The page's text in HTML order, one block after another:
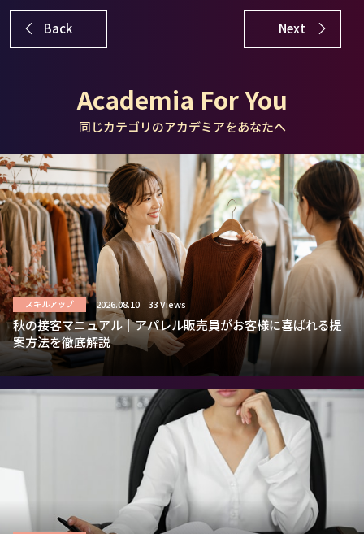
Back Next
Academia For You
同じカテゴリのアカデミアをあなたへ
スキルアップ 2026.08.10 33 Views
秋の接客マニュアル｜アパレル販売員がお客様に喜ばれる提
案方法を徹底解説